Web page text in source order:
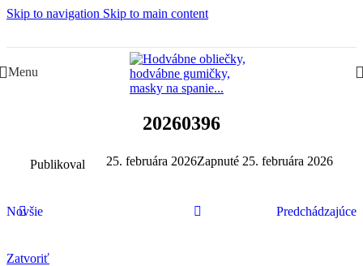
Skip to navigation Skip to main content
Menu
20260396
Publikoval 25. februára 2026Zapnuté 25. februára 2026
Novšie Predchádzajúce
Zatvoriť